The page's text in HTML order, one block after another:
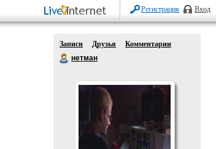
Регистрация Вход
Записи Друзья
Комментарии
нетман